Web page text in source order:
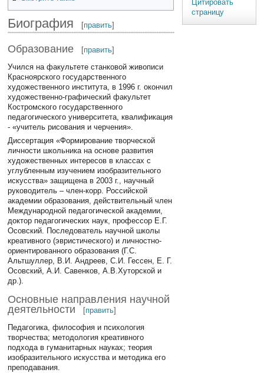
Биография [править]
Образование [править]
Учился на факультете станковой живописи
Красноярского государственного
художественного института, в 1996 г. окончил
художественно-графический факультет
Костромского государственного
педагогического университета, квалификация
- «учитель рисования и черчения».
Диссертация «Формирование творческой
личности школьника на основе развития
художественных интересов в классах с
углубленным изучением изобразительного
искусства» защищена в 2003 г., научный
руководитель – член-корр. Российской
академии образования, действительный член
Международной педагогической академии,
доктор педагогических наук, профессор Е.Г.
Осовский. Последователь научной школы
креативного (эвристического) и личностно-
ориентированного образования (Г.С.
Альтшуллер, В.И. Андреев, С.И. Гессен, Е. Г.
Осовский, А.И. Савенков, А.В.Хуторской и
др.).
Основные направления научной
деятельности
[править]
Педагогика, философия и психология
творчества; методология креативного
подхода в гуманитарных науках; теория
изобразительного искусства и методика его
преподавания.
Цитировать
страницу